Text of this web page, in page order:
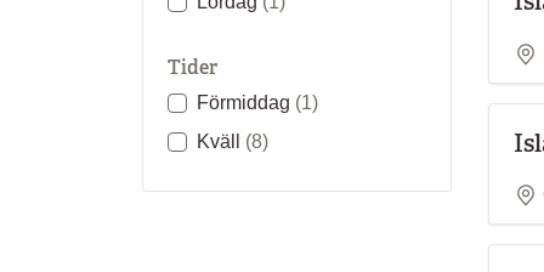
Tider
Förmiddag (1)
Kväll (8)